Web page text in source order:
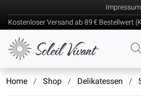
Kostenloser Versand ab 89 € Bestellwert
Impressum
Home Shop Delikatessen